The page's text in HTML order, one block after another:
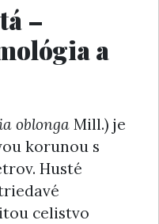
–
a
oblonga Mill.) je
korunou s
Husté
celistvo